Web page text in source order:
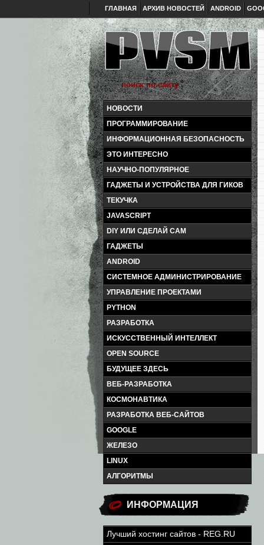
ГЛАВНАЯ АРХИВ НОВОСТЕЙ ANDROID
НОВОСТИ
ПРОГРАММИРОВАНИЕ
ИНФОРМАЦИОННАЯ БЕЗОПАСНОСТЬ
ЭТО ИНТЕРЕСНО
НАУЧНО-ПОПУЛЯРНОЕ
ГАДЖЕТЫ И УСТРОЙСТВА ДЛЯ ГИКОВ
ТЕКУЧКА
JAVASCRIPT
DIY ИЛИ СДЕЛАЙ САМ
ГАДЖЕТЫ
ANDROID
СИСТЕМНОЕ АДМИНИСТРИРОВАНИЕ
УПРАВЛЕНИЕ ПРОЕКТАМИ
PYTHON
РАЗРАБОТКА
ИСКУССТВЕННЫЙ ИНТЕЛЛЕКТ
OPEN SOURCE
БУДУЩЕЕ ЗДЕСЬ
ВЕБ-РАЗРАБОТКА
КОСМОНАВТИКА
РАЗРАБОТКА ВЕБ-САЙТОВ
GOOGLE
ЖЕЛЕЗО
LINUX
АЛГОРИТМЫ
ИНФОРМАЦИЯ
Лучший хостинг сайтов - REG.RU